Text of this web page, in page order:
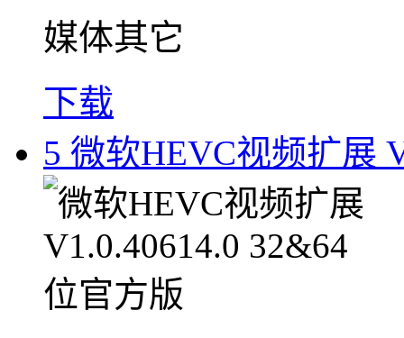
媒体其它
下载
5 微软HEVC视频扩展